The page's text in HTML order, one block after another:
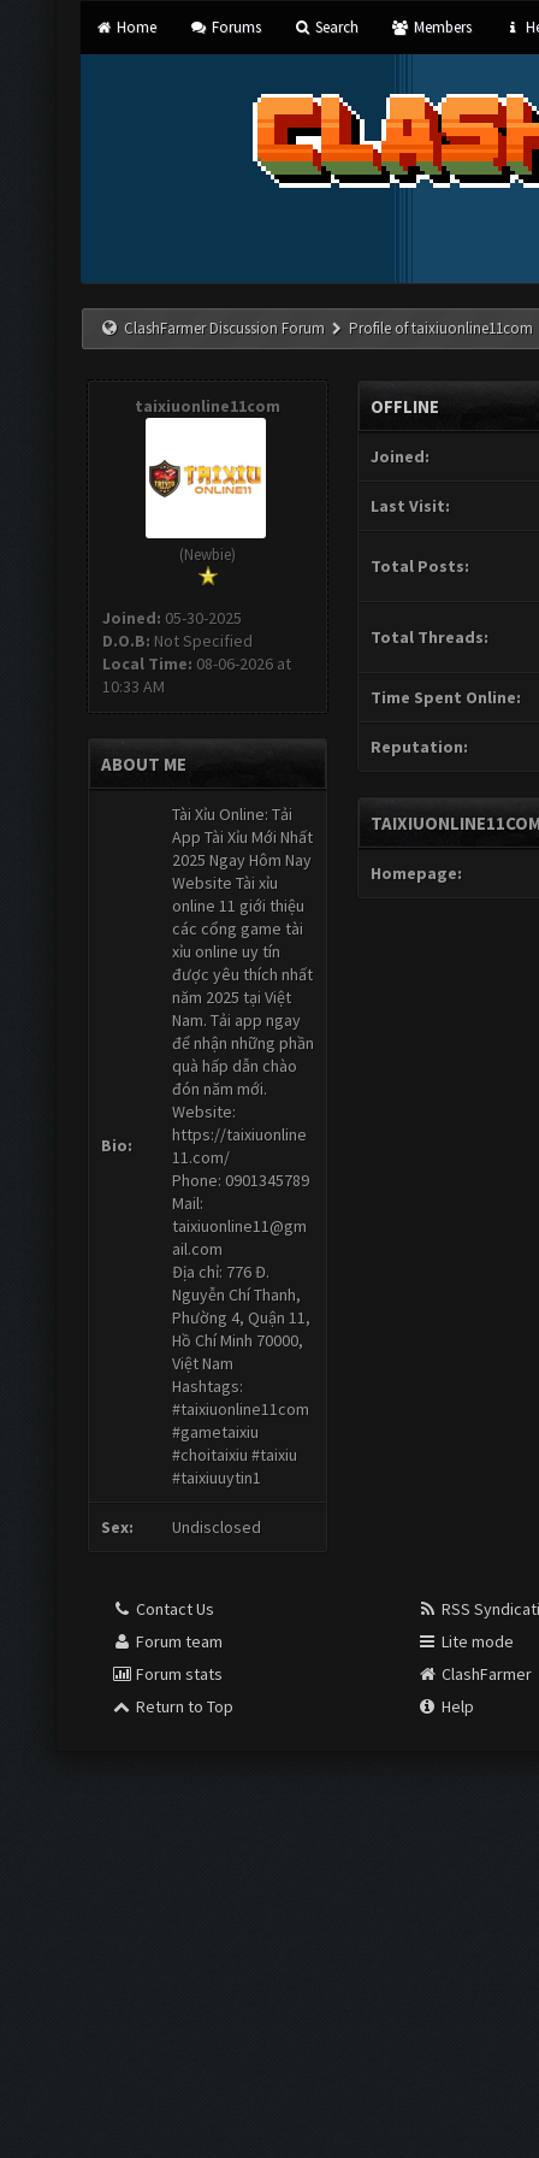
Home Forums Search Members
ClashFarmer Discussion Forum Profile of taixiuonline11com
taixiuonline11com
(Newbie)
Joined: 05-30-2025
D.O.B: Not Specified
Local Time: 08-06-2026 at
10:33 AM
ABOUT ME
Bio:
Tài Xỉu Online: Tải
App Tài Xỉu Mới Nhất
2025 Ngay Hôm Nay
Website Tài xỉu
online 11 giới thiệu
các cổng game tài
xỉu online uy tín
được yêu thích nhất
năm 2025 tại Việt
Nam. Tải app ngay
để nhận những phần
quà hấp dẫn chào
đón năm mới.
Website:
https://taixiuonline
11.com/
Phone: 0901345789
Mail:
taixiuonline11@gm
ail.com
Địa chỉ: 776 Đ.
Nguyễn Chí Thanh,
Phường 4, Quận 11,
Hồ Chí Minh 70000,
Việt Nam
Hashtags:
#taixiuonline11com
#gametaixiu
#choitaixiu #taixiu
#taixiuuytin1
Sex: Undisclosed
OFFLINE
Joined:
Last Visit:
Total Posts:
Total Threads:
Time Spent Online:
Reputation:
Homepage:
Contact Us
Forum team
Forum stats
Return to Top
RSS
Lite mode
ClashFarmer
Help